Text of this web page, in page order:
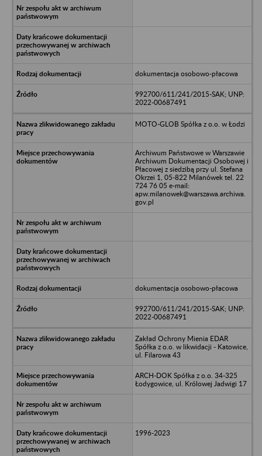
dokumentacja osobowo-płacowa
992700/611/241/2015-SAK; UNP:
2022-00687491
MOTO-GLOB Spółka z o.o. w Łodzi
Archiwum Państwowe w Warszawie
Archiwum Dokumentacji Osobowej i
Płacowej z siedzibą przy ul. Stefana
Okrzei 1, 05-822 Milanówek tel. 22
724 76 05 e-mail:
apw.milanowek@warszawa.archiwa.
gov.pl
dokumentacja osobowo-płacowa
992700/611/241/2015-SAK; UNP:
2022-00687491
Zakład Ochrony Mienia EDAR
Spółka z o.o. w likwidacji - Katowice,
ul. Filarowa 43
ARCH-DOK Spółka z o.o. 34-325
Łodygowice, ul. Królowej Jadwigi 17
1996-2023